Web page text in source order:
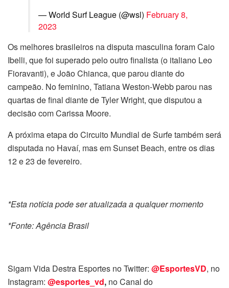
— World Surf League (@wsl) February 8,
2023
Os melhores brasileiros na disputa masculina foram Caio
Ibelli, que foi superado pelo outro finalista (o italiano Leo
Fioravanti), e João Chianca, que parou diante do
campeão. No feminino, Tatiana Weston-Webb parou nas
quartas de final diante de Tyler Wright, que disputou a
decisão com Carissa Moore.
A próxima etapa do Circuito Mundial de Surfe também será
disputada no Havaí, mas em Sunset Beach, entre os dias
12 e 23 de fevereiro.
*Esta notícia pode ser atualizada a qualquer momento
*Fonte: Agência Brasil
Sigam Vida Destra Esportes no Twitter: @EsportesVD, no
Instagram: @esportes_vd, no Canal do